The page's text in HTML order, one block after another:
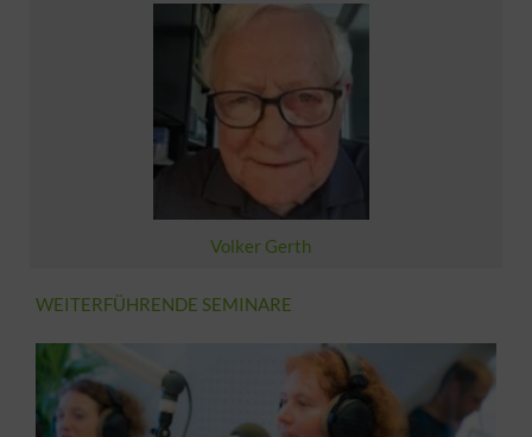
unterstützen Sie dabei, mit all unseren Kräften.
Volker Gerth
WEITERFÜHRENDE SEMINARE